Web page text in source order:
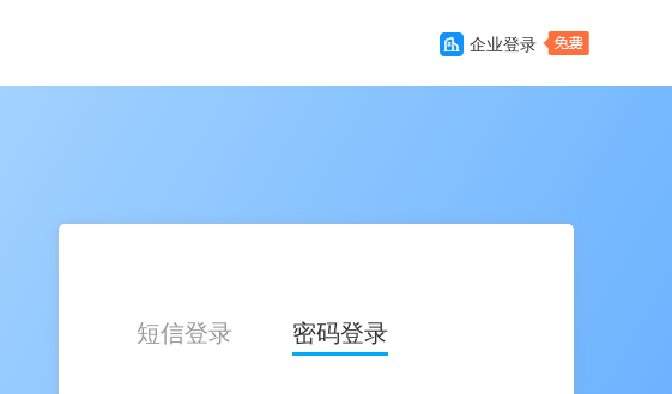
企业登录
短信登录 密码登录